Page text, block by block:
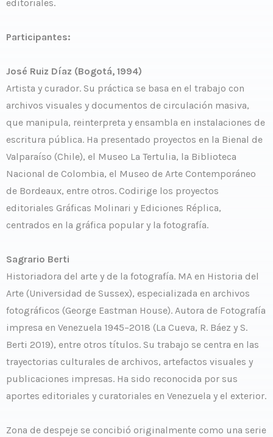
editoriales.
Participantes:
José Ruiz Díaz (Bogotá, 1994)
Artista y curador. Su práctica se basa en el trabajo con
archivos visuales y documentos de circulación masiva,
que manipula, reinterpreta y ensambla en instalaciones de
escritura pública. Ha presentado proyectos en la Bienal de
Valparaíso (Chile), el Museo La Tertulia, la Biblioteca
Nacional de Colombia, el Museo de Arte Contemporáneo
de Bordeaux, entre otros. Codirige los proyectos
editoriales Gráficas Molinari y Ediciones Réplica,
centrados en la gráfica popular y la fotografía.
Sagrario Berti
Historiadora del arte y de la fotografía. MA en Historia del
Arte (Universidad de Sussex), especializada en archivos
fotográficos (George Eastman House). Autora de Fotografía
impresa en Venezuela 1945–2018 (La Cueva, R. Báez y S.
Berti 2019), entre otros títulos. Su trabajo se centra en las
trayectorias culturales de archivos, artefactos visuales y
publicaciones impresas. Ha sido reconocida por sus
aportes editoriales y curatoriales en Venezuela y el exterior.
Zona de despeje se concibió originalmente como una serie